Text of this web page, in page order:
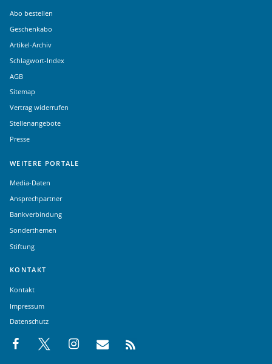
Abo bestellen
Geschenkabo
Artikel-Archiv
Schlagwort-Index
AGB
Sitemap
Vertrag widerrufen
Stellenangebote
Presse
WEITERE PORTALE
Media-Daten
Ansprechpartner
Bankverbindung
Sonderthemen
Stiftung
KONTAKT
Kontakt
Impressum
Datenschutz